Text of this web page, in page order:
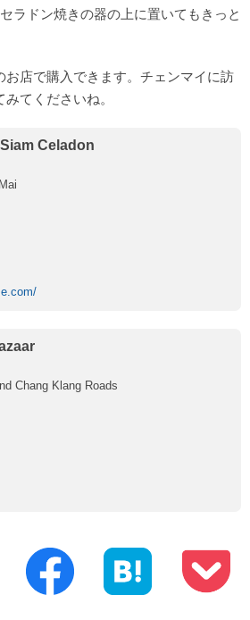
ラドン焼きの器の上に置いてもきっと
お店で購入できます。チェンマイに訪
てくださいね。
Celadon
Chang Klang Roads